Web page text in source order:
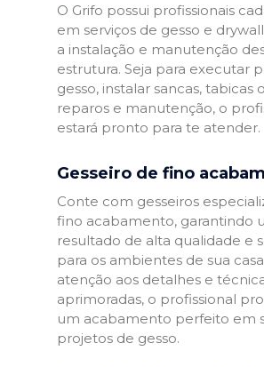
O Grifo possui profissionais
em serviços de gesso e
a instalação e manutenção
estrutura. Seja para executar
gesso, instalar sancas, tabicas
reparos e manutenção, o
estará pronto para te atender.
Gesseiro de fino
Conte com gesseiros
fino acabamento, garantindo
resultado de alta qualidade e
para os ambientes de sua
atenção aos detalhes e
aprimoradas, o profissional
um acabamento perfeito em
projetos de gesso.